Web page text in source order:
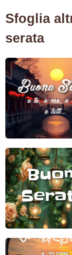
Sfoglia
serata